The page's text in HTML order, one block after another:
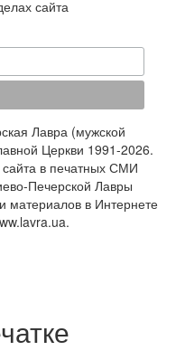
сайта
Лавра (мужской
Церкви 1991-2026.
в печатных СМИ
Печерской Лавры
материалов в Интернете